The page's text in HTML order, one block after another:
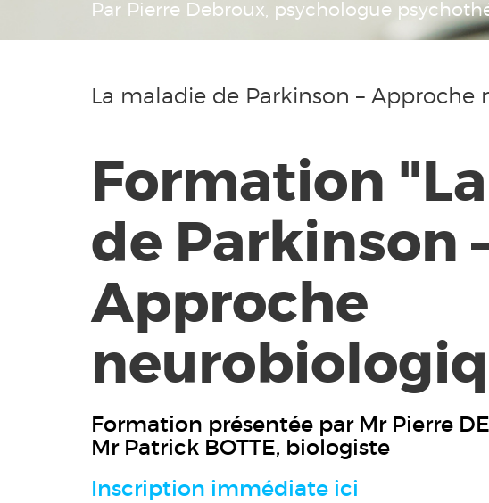
Par Pierre Debroux, psychologue
La maladie de Parkinson –
Formation
de Parkinson
Approche
Formation présentée par Mr Pierre
Mr Patrick BOTTE, biologiste
Inscription immédiate ici